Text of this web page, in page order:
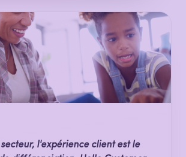
l'expérience client est le